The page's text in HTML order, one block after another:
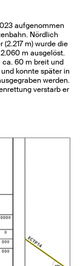
aufgenommen
Nördlich
m) wurde die
m ausgelöst.
ca. 60 m breit und
konnte später in
werden.
verstarb er